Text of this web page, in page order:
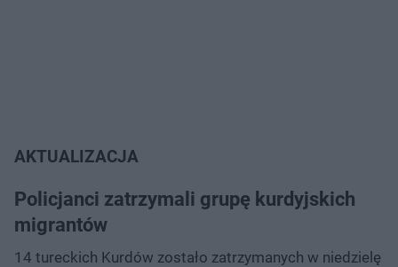
AKTUALIZACJA
Policjanci zatrzymali grupę kurdyjskich
migrantów
14 tureckich Kurdów zostało zatrzymanych w niedzielę